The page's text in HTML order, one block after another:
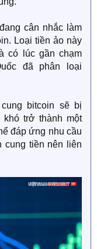
cân nhắc làm
Loại tiền ảo này
có lúc gần chạm
đã phân loại
bitcoin sẽ bị
trở thành một
đáp ứng nhu cầu
cung tiền nên liên